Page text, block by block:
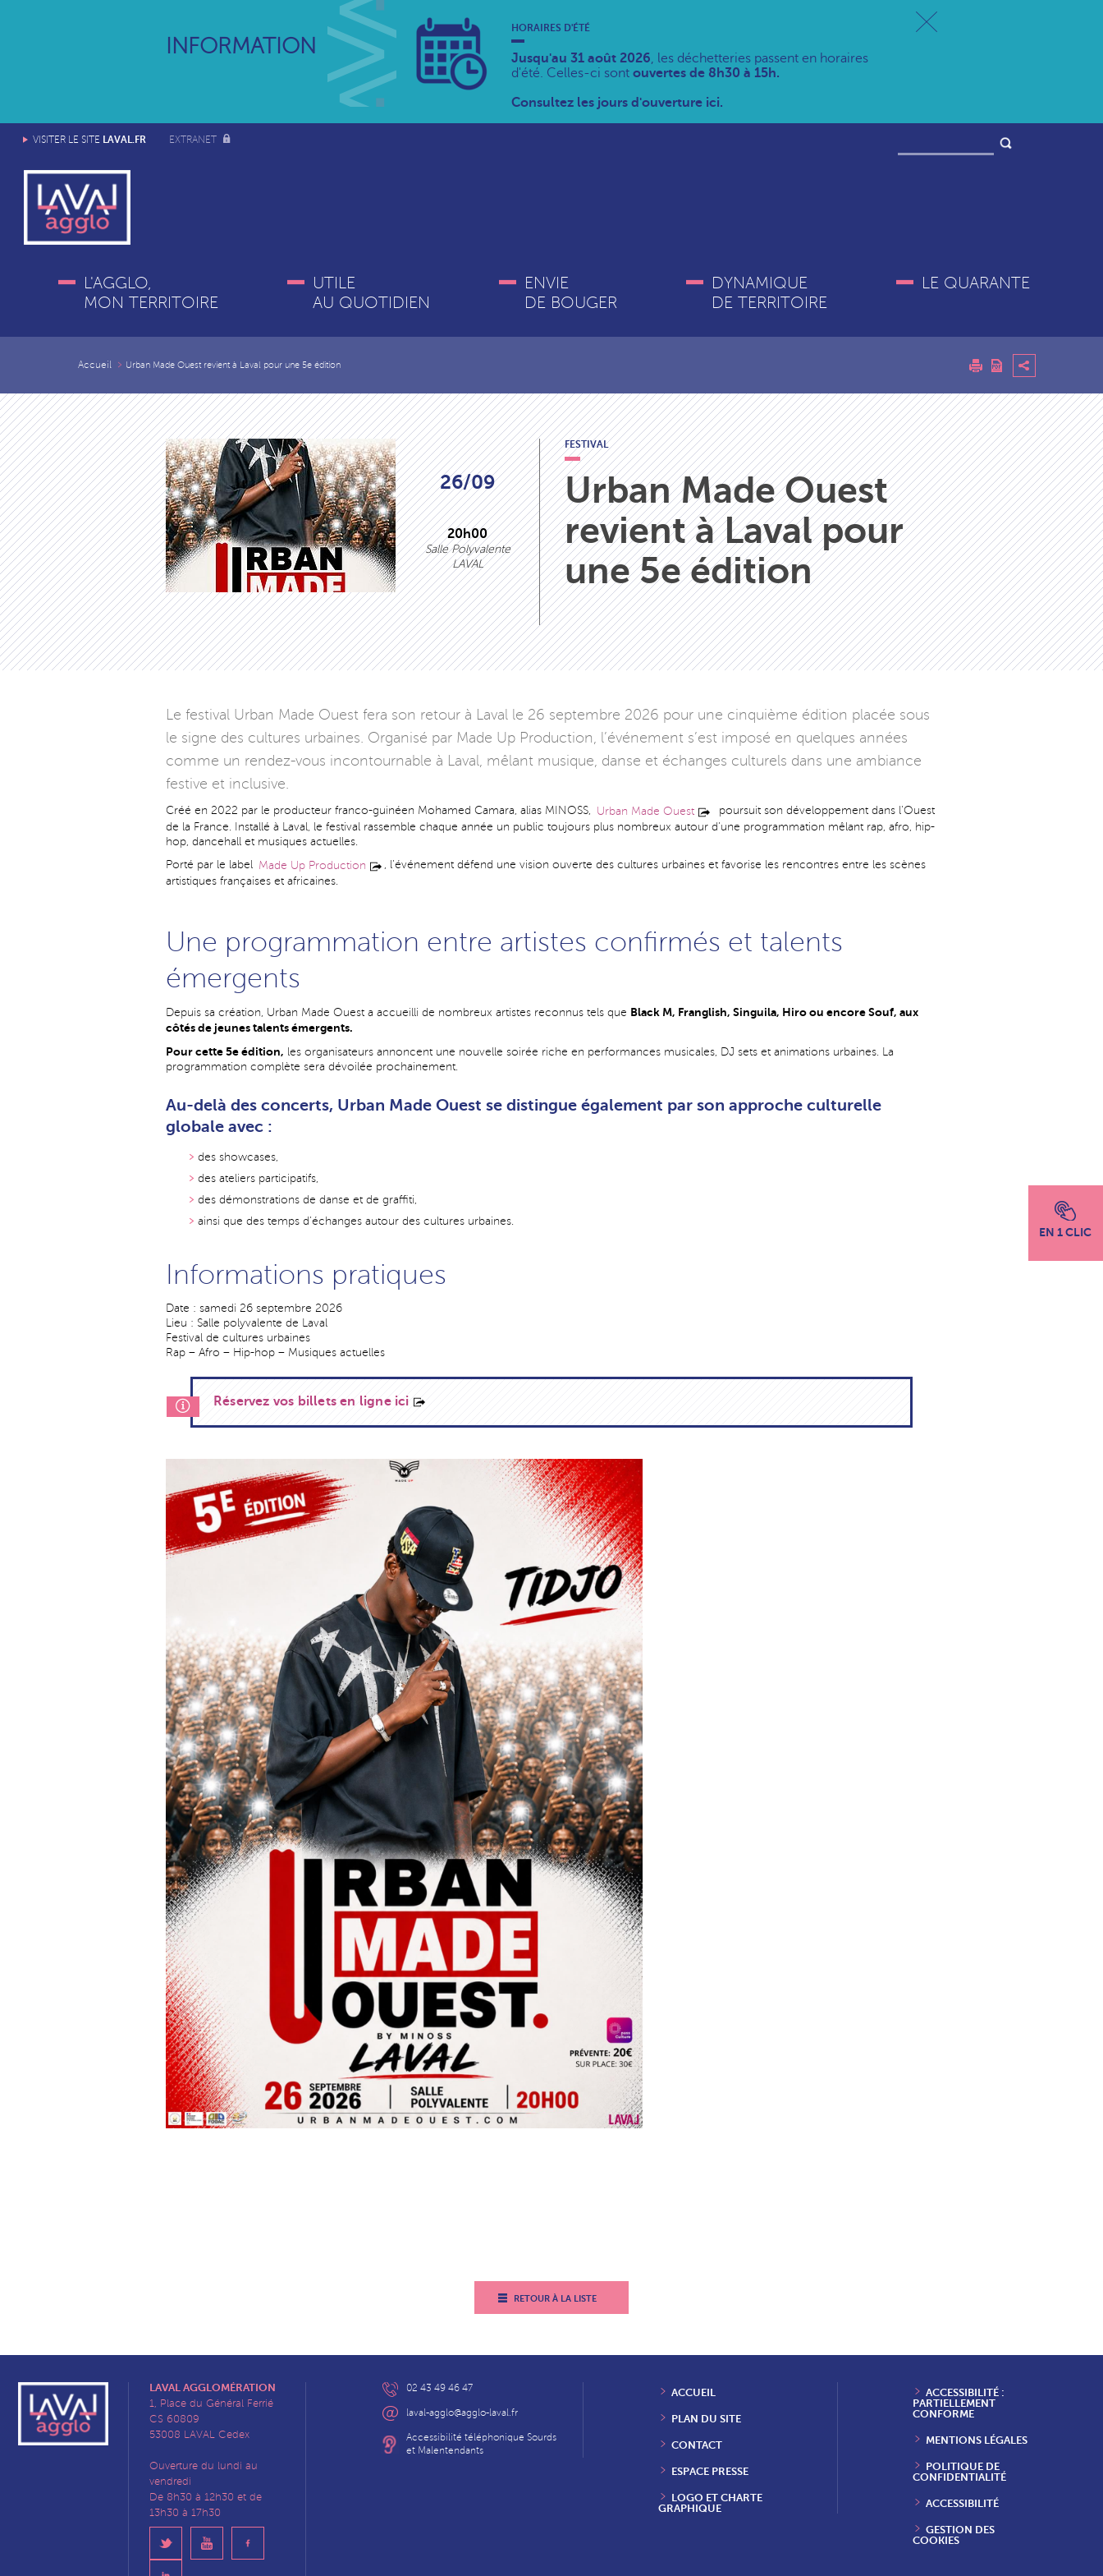
INFORMATION
HORAIRES D'ÉTÉ
Jusqu'au 31 août 2026, les déchetteries passent en horaires
d'été. Celles-ci sont ouvertes de 8h30 à 15h.
Consultez les jours d'ouverture ici.
VISITER LE SITE LAVAL.FR EXTRANET
L'AGGLO,
MON TERRITOIRE
UTILE
AU QUOTIDIEN
ENVIE
DE BOUGER
DYNAMIQUE
DE TERRITOIRE
LE QUARANTE
EN 1 CLIC
Accueil Urban Made Ouest revient à Laval pour une 5e édition
26/09
20h00
Salle Polyvalente
LAVAL
FESTIVAL
Urban Made Ouest
revient à Laval pour
une 5e édition
Le festival Urban Made Ouest fera son retour à Laval le 26 septembre 2026 pour une cinquième édition placée sous
le signe des cultures urbaines. Organisé par Made Up Production, l’événement s’est imposé en quelques années
comme un rendez-vous incontournable à Laval, mêlant musique, danse et échanges culturels dans une ambiance
festive et inclusive.
Créé en 2022 par le producteur franco-guinéen Mohamed Camara, alias MINOSS, Urban Made Ouest
poursuit son développement dans l’Ouest
de la France. Installé à Laval, le festival rassemble chaque année un public toujours plus nombreux autour d’une programmation mêlant rap, afro, hip-
hop, dancehall et musiques actuelles.
Porté par le label Made Up Production
, l’événement défend une vision ouverte des cultures urbaines et favorise les rencontres entre les scènes
artistiques françaises et africaines.
Une programmation entre artistes confirmés et talents
émergents
Depuis sa création, Urban Made Ouest a accueilli de nombreux artistes reconnus tels que Black M, Franglish, Singuila, Hiro ou encore Souf, aux
côtés de jeunes talents émergents.
Pour cette 5e édition, les organisateurs annoncent une nouvelle soirée riche en performances musicales, DJ sets et animations urbaines. La
programmation complète sera dévoilée prochainement.
Au-delà des concerts, Urban Made Ouest se distingue également par son approche culturelle
globale avec :
des showcases,
des ateliers participatifs,
des démonstrations de danse et de graffiti,
ainsi que des temps d’échanges autour des cultures urbaines.
Informations pratiques
Date : samedi 26 septembre 2026
Lieu : Salle polyvalente de Laval
Festival de cultures urbaines
Rap – Afro – Hip-hop – Musiques actuelles
Réservez vos billets en ligne ici
RETOUR À LA LISTE
LAVAL AGGLOMÉRATION
1, Place du Général Ferrié
CS 60809
53008 LAVAL Cedex
Ouverture du lundi au
vendredi
De 8h30 à 12h30 et de
13h30 à 17h30
02 43 49 46 47
laval-agglo@agglo-laval.fr
Accessibilité téléphonique Sourds
et Malentendants
ACCUEIL
PLAN DU SITE
CONTACT
ESPACE PRESSE
LOGO ET CHARTE
GRAPHIQUE
ACCESSIBILITÉ :
PARTIELLEMENT
CONFORME
MENTIONS LÉGALES
POLITIQUE DE
CONFIDENTIALITÉ
ACCESSIBILITÉ
GESTION DES
COOKIES